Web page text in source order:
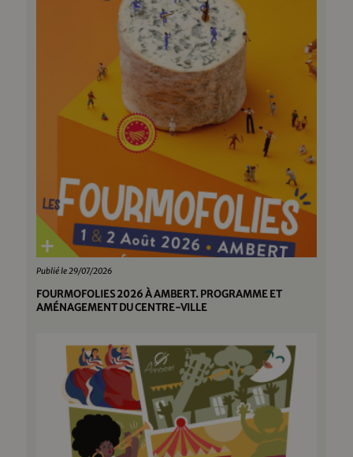
Publié le 29/07/2026
FOURMOFOLIES 2026 À AMBERT. PROGRAMME ET
AMÉNAGEMENT DU CENTRE-VILLE